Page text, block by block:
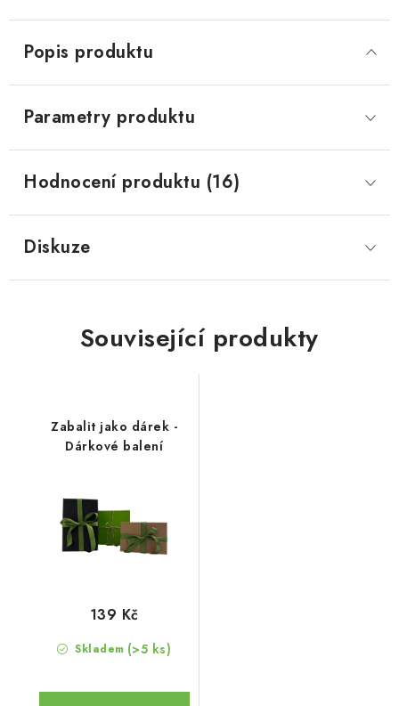
Popis produktu
Parametry produktu
Hodnocení produktu (16)
Diskuze
Související produkty
Zabalit jako dárek -
Dárkové balení
Skladem (>5 ks)
139 Kč